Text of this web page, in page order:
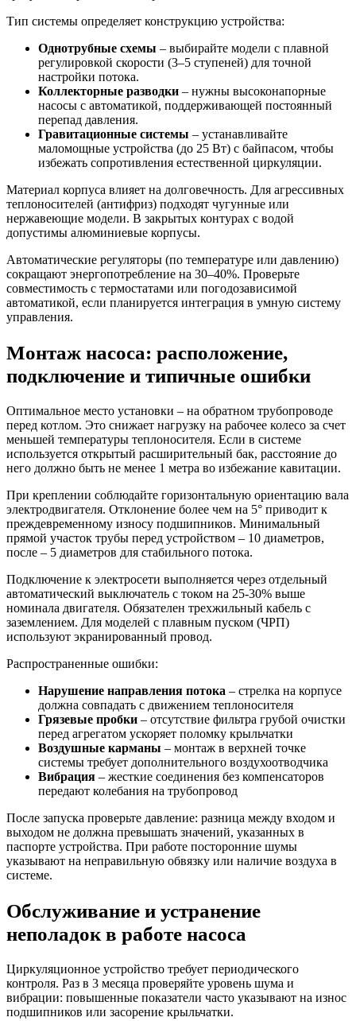
Тип системы определяет конструкцию устройства:
Однотрубные схемы – выбирайте модели с плавной
регулировкой скорости (3–5 ступеней) для точной
настройки потока.
Коллекторные разводки – нужны высоконапорные
насосы с автоматикой, поддерживающей постоянный
перепад давления.
Гравитационные системы – устанавливайте
маломощные устройства (до 25 Вт) с байпасом, чтобы
избежать сопротивления естественной циркуляции.
Материал корпуса влияет на долговечность. Для агрессивных
теплоносителей (антифриз) подходят чугунные или
нержавеющие модели. В закрытых контурах с водой
допустимы алюминиевые корпусы.
Автоматические регуляторы (по температуре или давлению)
сокращают энергопотребление на 30–40%. Проверьте
совместимость с термостатами или погодозависимой
автоматикой, если планируется интеграция в умную систему
управления.
Монтаж насоса: расположение,
подключение и типичные ошибки
Оптимальное место установки – на обратном трубопроводе
перед котлом. Это снижает нагрузку на рабочее колесо за счет
меньшей температуры теплоносителя. Если в системе
используется открытый расширительный бак, расстояние до
него должно быть не менее 1 метра во избежание кавитации.
При креплении соблюдайте горизонтальную ориентацию вала
электродвигателя. Отклонение более чем на 5° приводит к
преждевременному износу подшипников. Минимальный
прямой участок трубы перед устройством – 10 диаметров,
после – 5 диаметров для стабильного потока.
Подключение к электросети выполняется через отдельный
автоматический выключатель с током на 25-30% выше
номинала двигателя. Обязателен трехжильный кабель с
заземлением. Для моделей с плавным пуском (ЧРП)
используют экранированный провод.
Распространенные ошибки:
Нарушение направления потока – стрелка на корпусе
должна совпадать с движением теплоносителя
Грязевые пробки – отсутствие фильтра грубой очистки
перед агрегатом ускоряет поломку крыльчатки
Воздушные карманы – монтаж в верхней точке
системы требует дополнительного воздухоотводчика
Вибрация – жесткие соединения без компенсаторов
передают колебания на трубопровод
После запуска проверьте давление: разница между входом и
выходом не должна превышать значений, указанных в
паспорте устройства. При работе посторонние шумы
указывают на неправильную обвязку или наличие воздуха в
системе.
Обслуживание и устранение
неполадок в работе насоса
Циркуляционное устройство требует периодического
контроля. Раз в 3 месяца проверяйте уровень шума и
вибрации: повышенные показатели часто указывают на износ
подшипников или засорение крыльчатки.